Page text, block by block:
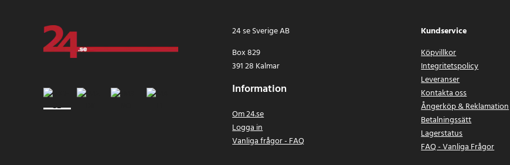
24 se Sverige AB
Box 829
391 28 Kalmar
Information
Om 24.se
Logga in
Vanliga frågor - FAQ
Kundservice
Köpvillkor
Integritetspolicy
Leveranser
Kontakta oss
Ångerköp & Reklamation
Betalningssätt
Lagerstatus
FAQ - Vanliga Frågor